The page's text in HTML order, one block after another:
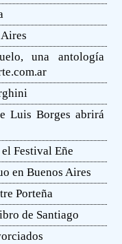
una antología
Luis Borges abrirá
Festival Eñe
en Buenos Aires
Porteña
de Santiago